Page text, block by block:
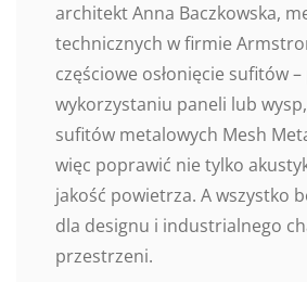
architekt Anna Baczkowska,
technicznych w firmie
częściowe osłonięcie sufitów
wykorzystaniu paneli lub
sufitów metalowych Mesh
więc poprawić nie tylko
jakość powietrza. A wszystko
dla designu i industrialnego
przestrzeni.